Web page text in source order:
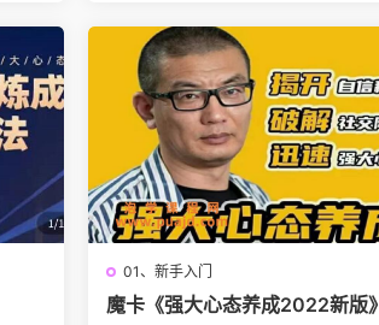
01、新手入门
魔卡《强大心态养成2022新版》